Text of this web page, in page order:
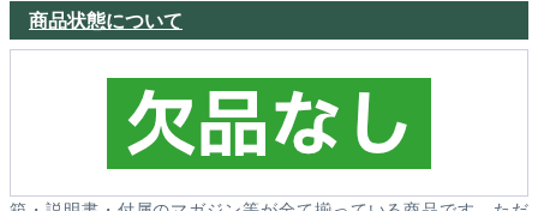
商品状態について